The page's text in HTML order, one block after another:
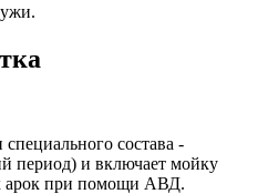
состава -
период) и включает мойку
арок при помощи АВД.